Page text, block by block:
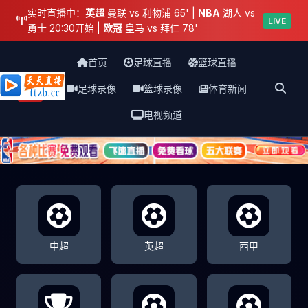
实时直播中： 英超 曼联 vs 利物浦 65' | NBA 湖人 vs
勇士 20:30开始 | 欧冠 皇马 vs 拜仁 78'
LIVE
天天直播网
首页 足球直播 篮球直播
足球录像 篮球录像 体育新闻
电视频道
中超 英超 西甲